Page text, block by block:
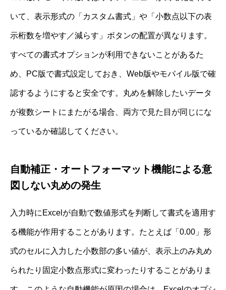
いて、表示形式の「カスタム書式」や「小数点以下の表
示桁数を増やす／減らす」ボタンの配置が異なります。
すべての書式オプションが利用できないことがあるた
め、PC版で書式設定しておき、Web版やモバイル版で確
認するようにすると安全です。丸めを解除したいデータ
が複数シートにまたがる場合、両方で見た目が同じにな
っているか確認してください。
自動補正・オートフォーマット機能による意
図しない丸めの発生
入力時にExcelが自動で数値形式を判断して書式を適用す
る機能が作用することがあります。たとえば「0.00」形
式のセルに入力した小数部の多い値が、表示上のみ丸め
られたり固定小数点形式に変わったりすることがありま